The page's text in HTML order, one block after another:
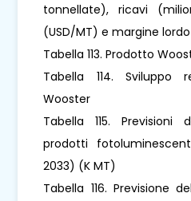
tonnellate), ricavi
(USD/MT) e margine
Tabella 113. Prodotto
Tabella 114. Sviluppo
Wooster
Tabella 115.
prodotti
2033) (K MT)
Tabella 116. Previsione